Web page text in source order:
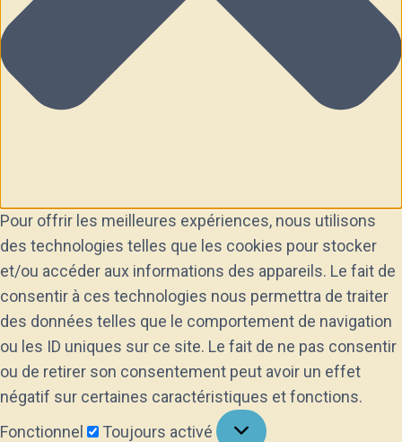
Pour offrir les meilleures expériences, nous utilisons
des technologies telles que les cookies pour stocker
et/ou accéder aux informations des appareils. Le fait de
consentir à ces technologies nous permettra de traiter
des données telles que le comportement de navigation
ou les ID uniques sur ce site. Le fait de ne pas consentir
ou de retirer son consentement peut avoir un effet
négatif sur certaines caractéristiques et fonctions.
Fonctionnel
Toujours activé